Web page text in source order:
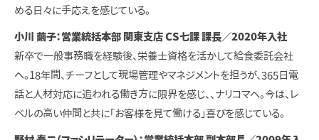
める日々に手応えを感じている。
小川 繭子：営業統括本部 関東支店 CS七課 課長／2020年入社
新卒で一般事務職を経験後、栄養士資格を活かして給食委託会社
へ。18年間、チーフとして現場管理やマネジメントを担うが、365日電
話と人材対応に追われる働き方に限界を感じ、、ナリコマへ。今は、レ
ベルの高い仲間と共に「お客様を見て働ける」喜びを感じている。